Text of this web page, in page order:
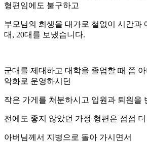
형편임에도 불구하고
부모님의 희생을 대가로 철없이 시간과
대, 20대를 보냈습니다.
군대를 제대하고 대학을 졸업할 때 쯤
악화로 운영하시던
작은 가게를 처분하시고 입원과 퇴원을
전에도 좋지 않았던 가정 형편은 점점
아버님께서 지병으로 돌아 가시면서